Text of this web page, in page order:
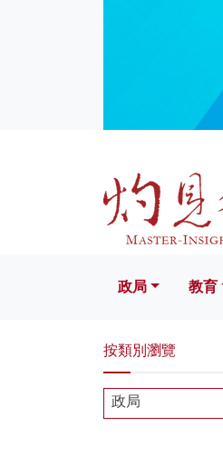
文化
政局 教育
按類別瀏覽
政局